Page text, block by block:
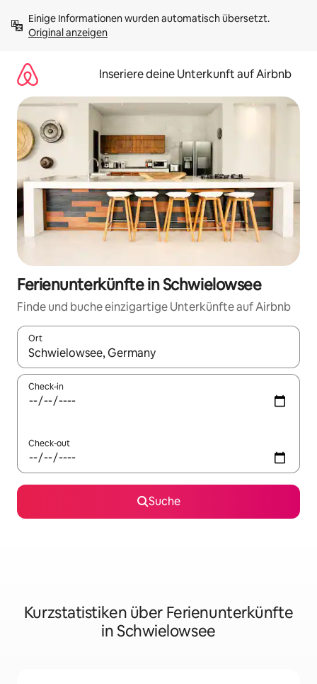
Inhalten
springenOriginal anzeigen
Inseriere deine Unterkunft auf Airbnb
Ferienunterkünfte in Schwielowsee
Finde und buche einzigartige Unterkünfte auf Airbnb
Ort
Wenn Ergebnisse verfügbar sind, navigiere mit den
Check-in
Check-out
Suche
Kurzstatistiken über Ferienunterkünfte
in Schwielowsee